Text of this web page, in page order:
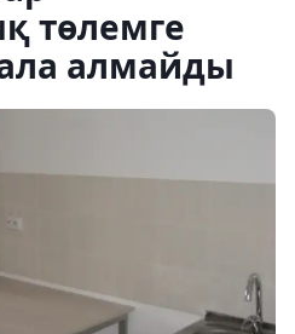
төлемге
алмайды